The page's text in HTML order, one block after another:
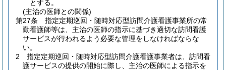
とする。
(主治の医師との関係)
第27条
指定定期巡回・随時対応型訪問介護看護事業所の常
勤看護師等は、主治の医師の指示に基づき適切な訪問看護
サービスが行われるよう必要な管理をしなければならな
い。
2
指定定期巡回・随時対応型訪問介護看護事業者は、訪問看
護サービスの提供の開始に際し、主治の医師による指示を